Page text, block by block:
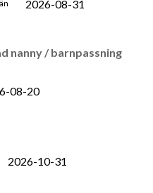
2026-08-31
nanny / barnpassning
08-20
2026-10-31